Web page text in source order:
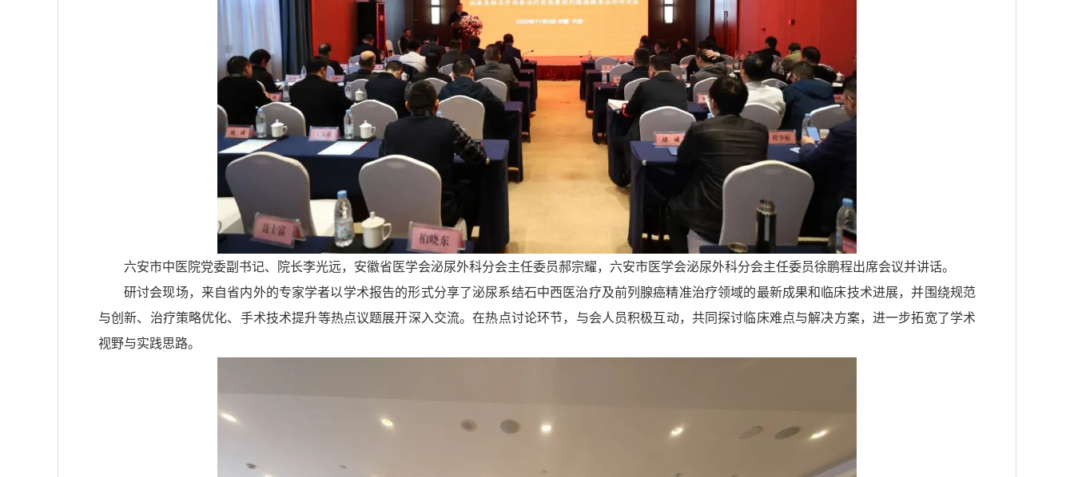
六安市中医院党委副书记、院长李光远，安徽省医学会泌尿外科分会主任委员郝宗耀，六安市医学会泌尿外科分会主任委员徐鹏程出席会议并讲话。
研讨会现场，来自省内外的专家学者以学术报告的形式分享了泌尿系结石中西医治疗及前列腺癌精准治疗领域的最新成果和临床技术进展，并围绕规范
与创新、治疗策略优化、手术技术提升等热点议题展开深入交流。在热点讨论环节，与会人员积极互动，共同探讨临床难点与解决方案，进一步拓宽了学术
视野与实践思路。